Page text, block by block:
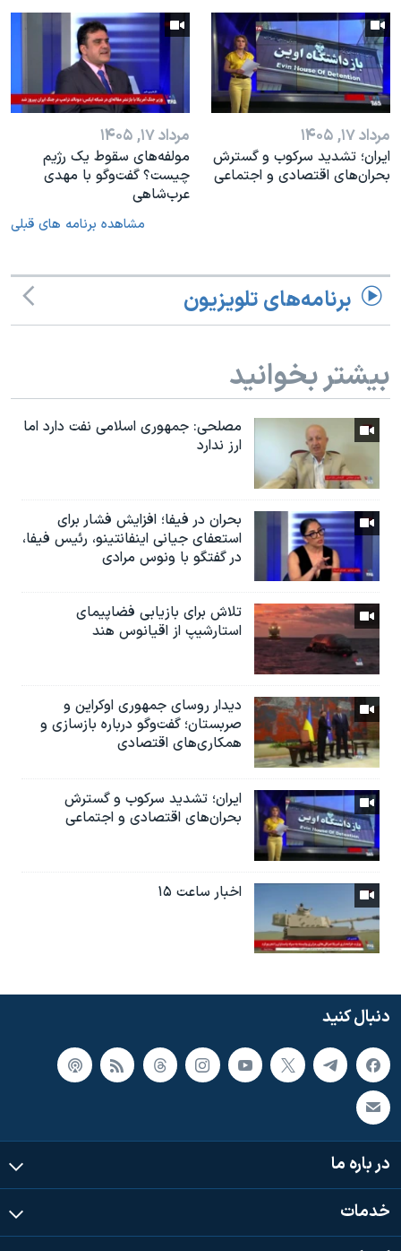
مرداد ۱۷, ۱۴۰۵
ایران؛ تشدید سرکوب و گسترش
بحران‌های اقتصادی و اجتماعی
مرداد ۱۷, ۱۴۰۵
مولفه‌های سقوط یک رژیم
چیست؟ گفت‌وگو با مهدی
عرب‌شاهی
مشاهده برنامه های قبلی
برنامه‌های تلویزیون
بیشتر بخوانید
مصلحی: جمهوری اسلامی نفت دارد اما
ارز ندارد
بحران در فیفا؛ افزایش فشار برای
استعفای جیانی اینفانتینو، رئیس فیفا،
در گفتگو با ونوس مرادی
تلاش برای بازیابی فضاپیمای
استارشیپ از اقیانوس هند
دیدار روسای جمهوری اوکراین و
صربستان؛ گفت‌وگو درباره بازسازی و
همکاری‌های اقتصادی
ایران؛ تشدید سرکوب و گسترش
بحران‌های اقتصادی و اجتماعی
اخبار ساعت ۱۵
دنبال کنید
در باره ما
خدمات